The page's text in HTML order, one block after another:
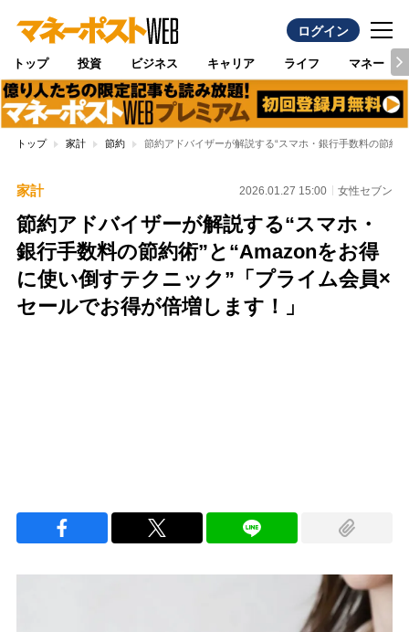
ログイン
トップ 投資 ビジネス キャリア ライフ マネー
トップ 家計 節約 節約アドバイザーが解説する“スマホ・銀行手数料の節約
家計 2026.01.27 15:00 女性セブン
節約アドバイザーが解説する“スマホ・
銀行手数料の節約術”と“Amazonをお得
に使い倒すテクニック”「プライム会員×
セールでお得が倍増します！」